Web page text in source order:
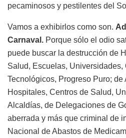
pecaminosos y pestilentes del
Vamos a exhibirlos como son.
Carnaval. Porque sólo el odio
puede buscar la destrucción de
Salud, Escuelas, Universidades,
Tecnológicos, Progreso Puro; de
Hospitales, Centros de Salud,
Alcaldías, de Delegaciones de
aberrada y más que criminal de
Nacional de Abastos de